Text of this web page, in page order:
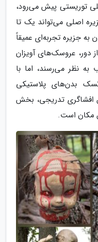
توریستی پیش می‌رود،
اصلی می‌تواند یک تا
جزیره تجربه‌ای عمیقاً
دور، عروسک‌های آویزان
به نظر می‌رسند، اما با
بدن‌های پلاستیکی
افشاگری تدریجی، بخش
مکان است.